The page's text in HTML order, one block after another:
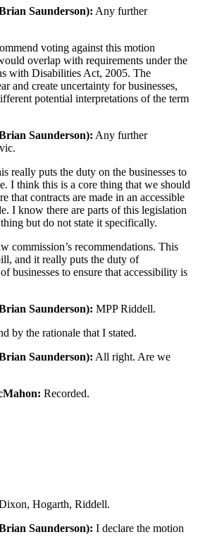
Saunderson): Any further
voting against this motion
overlap with requirements under the
with Disabilities Act, 2005. The
and create uncertainty for businesses,
potential interpretations of the term
Saunderson): Any further
really puts the duty on the businesses to
I think this is a core thing that we should
that contracts are made in an accessible
I know there are parts of this legislation
but do not state it specifically.
commission’s recommendations. This
and it really puts the duty of
businesses to ensure that accessibility is
Saunderson): MPP Riddell.
by the rationale that I stated.
Saunderson): All right. Are we
Recorded.
Hogarth, Riddell.
Saunderson): I declare the motion